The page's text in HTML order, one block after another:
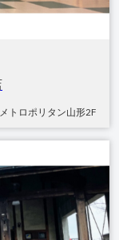
トロポリタン山形2F